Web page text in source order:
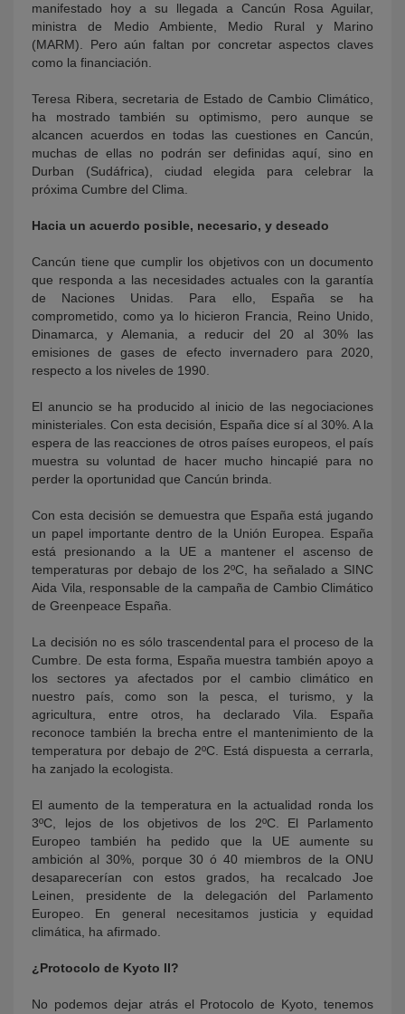
manifestado hoy a su llegada a Cancún Rosa Aguilar,
ministra de Medio Ambiente, Medio Rural y Marino
(MARM). Pero aún faltan por concretar aspectos claves
como la financiación.
Teresa Ribera, secretaria de Estado de Cambio Climático,
ha mostrado también su optimismo, pero aunque se
alcancen acuerdos en todas las cuestiones en Cancún,
muchas de ellas no podrán ser definidas aquí, sino en
Durban (Sudáfrica), ciudad elegida para celebrar la
próxima Cumbre del Clima.
Hacia un acuerdo posible, necesario, y deseado
Cancún tiene que cumplir los objetivos con un documento
que responda a las necesidades actuales con la garantía
de Naciones Unidas. Para ello, España se ha
comprometido, como ya lo hicieron Francia, Reino Unido,
Dinamarca, y Alemania, a reducir del 20 al 30% las
emisiones de gases de efecto invernadero para 2020,
respecto a los niveles de 1990.
El anuncio se ha producido al inicio de las negociaciones
ministeriales. Con esta decisión, España dice sí al 30%. A la
espera de las reacciones de otros países europeos, el país
muestra su voluntad de hacer mucho hincapié para no
perder la oportunidad que Cancún brinda.
Con esta decisión se demuestra que España está jugando
un papel importante dentro de la Unión Europea. España
está presionando a la UE a mantener el ascenso de
temperaturas por debajo de los 2ºC, ha señalado a SINC
Aida Vila, responsable de la campaña de Cambio Climático
de Greenpeace España.
La decisión no es sólo trascendental para el proceso de la
Cumbre. De esta forma, España muestra también apoyo a
los sectores ya afectados por el cambio climático en
nuestro país, como son la pesca, el turismo, y la
agricultura, entre otros, ha declarado Vila. España
reconoce también la brecha entre el mantenimiento de la
temperatura por debajo de 2ºC. Está dispuesta a cerrarla,
ha zanjado la ecologista.
El aumento de la temperatura en la actualidad ronda los
3ºC, lejos de los objetivos de los 2ºC. El Parlamento
Europeo también ha pedido que la UE aumente su
ambición al 30%, porque 30 ó 40 miembros de la ONU
desaparecerían con estos grados, ha recalcado Joe
Leinen, presidente de la delegación del Parlamento
Europeo. En general necesitamos justicia y equidad
climática, ha afirmado.
¿Protocolo de Kyoto II?
No podemos dejar atrás el Protocolo de Kyoto, tenemos